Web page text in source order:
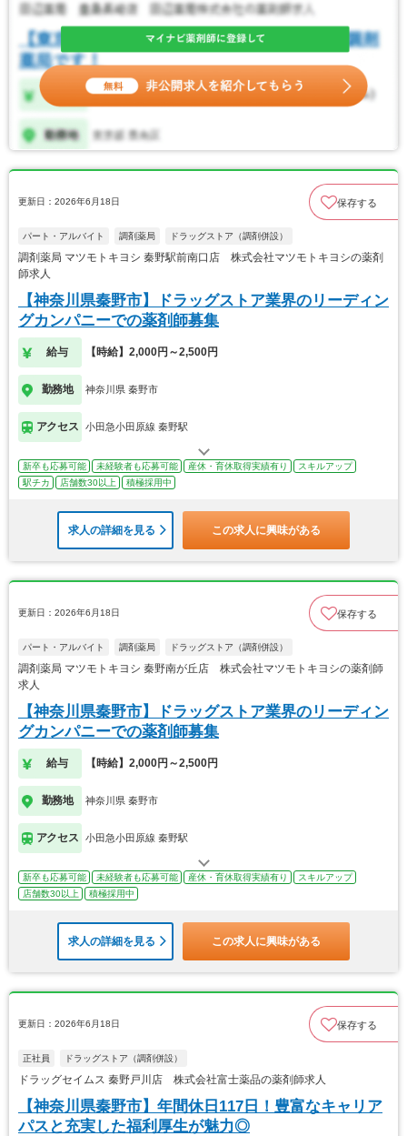
更新日：2026年6月18日 保存する
パート・アルバイト 調剤薬局 ドラッグストア（調剤併設）
調剤薬局 マツモトキヨシ 秦野駅前南口店 株式会社マツモトキヨシの薬剤
師求人
【神奈川県秦野市】ドラッグストア業界のリーディン
グカンパニーでの薬剤師募集
給与 【時給】2,000円～2,500円
勤務地 神奈川県 秦野市
アクセス 小田急小田原線 秦野駅
新卒も応募可能 未経験者も応募可能 産休・育休取得実績有り
スキルアップ
駅チカ
店舗数30以上 積極採用中
求人の詳細を見る この求人に興味がある
更新日：2026年6月18日 保存する
パート・アルバイト 調剤薬局 ドラッグストア（調剤併設）
調剤薬局 マツモトキヨシ 秦野南が丘店 株式会社マツモトキヨシの薬剤師
求人
【神奈川県秦野市】ドラッグストア業界のリーディン
グカンパニーでの薬剤師募集
給与 【時給】2,000円～2,500円
勤務地 神奈川県 秦野市
アクセス 小田急小田原線 秦野駅
新卒も応募可能 未経験者も応募可能 産休・育休取得実績有り
スキルアップ
店舗数30以上
積極採用中
求人の詳細を見る この求人に興味がある
更新日：2026年6月18日 保存する
正社員 ドラッグストア（調剤併設）
ドラッグセイムス 秦野戸川店 株式会社富士薬品の薬剤師求人
【神奈川県秦野市】年間休日117日！豊富なキャリア
パスと充実した福利厚生が魅力◎